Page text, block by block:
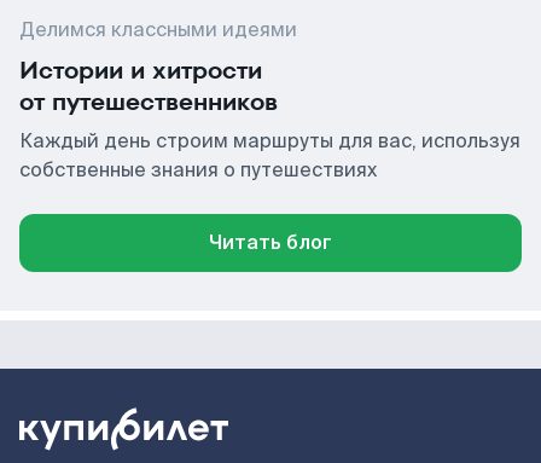
Делимся классными идеями
Истории и хитрости
от путешественников
Каждый день строим маршруты для вас, используя
собственные знания о путешествиях
Читать блог